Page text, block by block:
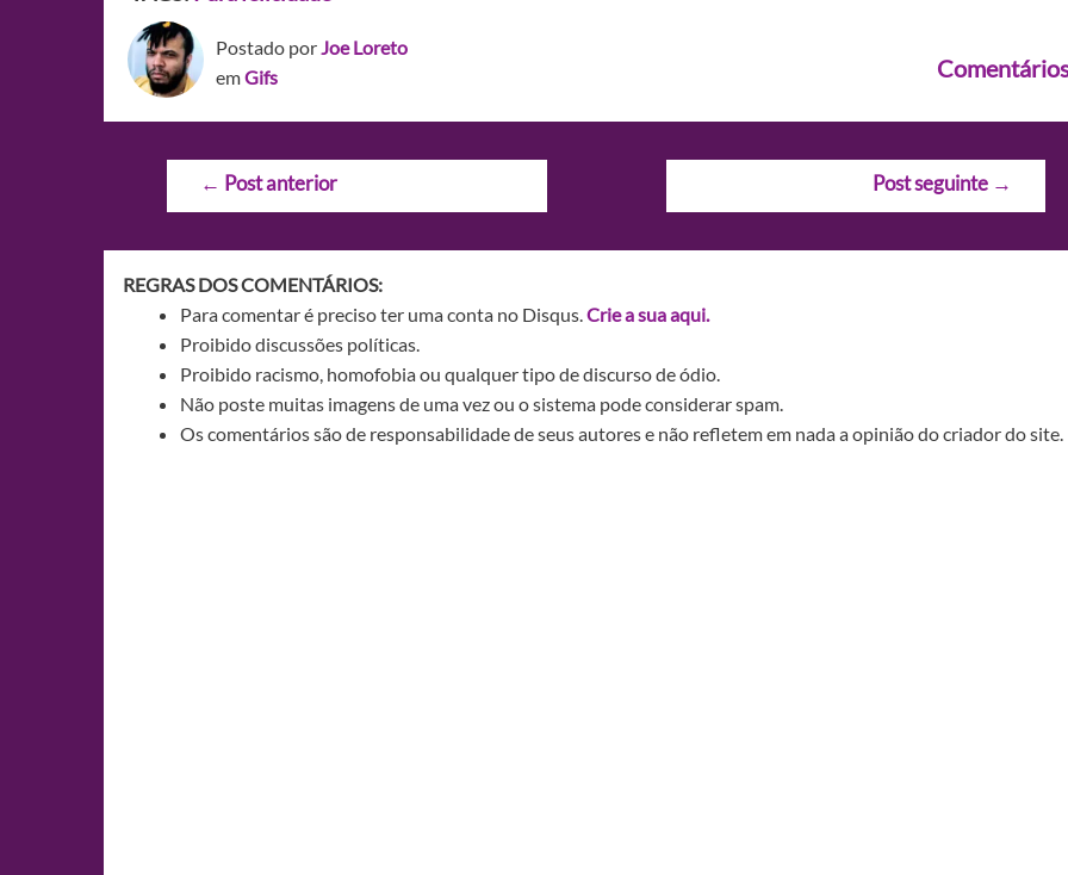
Postado porJoe Loreto
emGifs
Navegação
← Post anterior Post seguinte →
REGRAS DOS COMENTÁRIOS:
Para comentar é preciso ter uma conta no Disqus.Crie a sua aqui.
Proibido discussões políticas.
Proibido racismo, homofobia ou qualquer tipo de discurso de ódio.
Não poste muitas imagens de uma vez ou o sistema pode considerar spam.
Os comentários são de responsabilidade de seus autores e não refletem em nada a opinião do criador do site.